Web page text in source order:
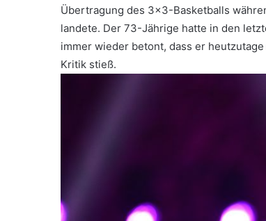
Übertragung des 3×3-Basketballs
landete. Der 73-Jährige hatte in den
immer wieder betont, dass er
Kritik stieß.